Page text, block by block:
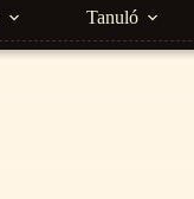
Tanuló